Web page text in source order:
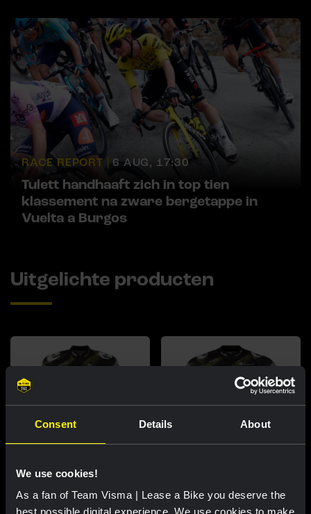
Consent Details About
We use cookies!
As a fan of Team Visma | Lease a Bike you deserve the
best possible digital experience. We use cookies to make
RACE REPORT | 6 AUG, 17:30
Tulett handhaaft zich in top tien
klassement na zware bergetappe in
Vuelta a Burgos
Uitgelichte producten
Wielershirt vrouwen - Dream
like a champion
Wielershirt mannen - Dream like
a champion